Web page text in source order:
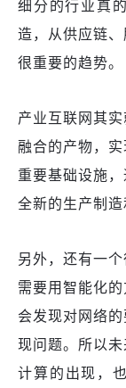
细分的行业真的
造，从供应链、
很重要的趋势。
产业互联网其
融合的产物，
重要基础设施
全新的生产制造
另外， 还有一
需要用智能化
会发现对网络的
现问题。所以未
计算的出现，